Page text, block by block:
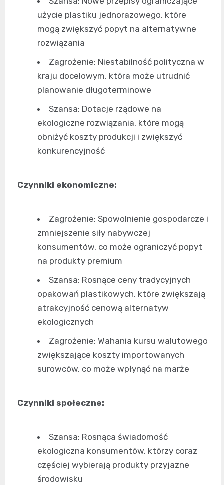
użycie plastiku jednorazowego, które
mogą zwiększyć popyt na alternatywne
rozwiązania
Zagrożenie: Niestabilność polityczna w
kraju docelowym, która może utrudnić
planowanie długoterminowe
Szansa: Dotacje rządowe na
ekologiczne rozwiązania, które mogą
obniżyć koszty produkcji i zwiększyć
konkurencyjność
Czynniki ekonomiczne:
Zagrożenie: Spowolnienie gospodarcze i
zmniejszenie siły nabywczej
konsumentów, co może ograniczyć popyt
na produkty premium
Szansa: Rosnące ceny tradycyjnych
opakowań plastikowych, które zwiększają
atrakcyjność cenową alternatyw
ekologicznych
Zagrożenie: Wahania kursu walutowego
zwiększające koszty importowanych
surowców, co może wpłynąć na marże
Czynniki społeczne:
Szansa: Rosnąca świadomość
ekologiczna konsumentów, którzy coraz
częściej wybierają produkty przyjazne
środowisku